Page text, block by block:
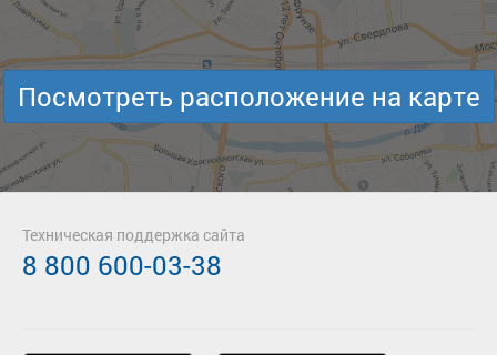
Посмотреть расположение на карте
Техническая поддержка сайта
8 800 600-03-38